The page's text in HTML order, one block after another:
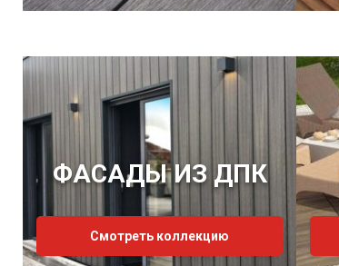
ФАСАДЫ ИЗ ДПК
Смотреть коллекцию